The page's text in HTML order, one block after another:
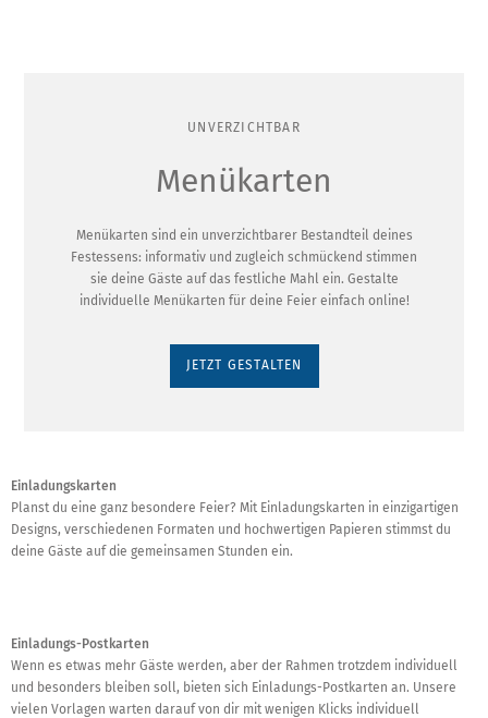
UNVERZICHTBAR
Menükarten
Menükarten sind ein unverzichtbarer Bestandteil deines
Festessens: informativ und zugleich schmückend stimmen
sie deine Gäste auf das festliche Mahl ein. Gestalte
individuelle Menükarten für deine Feier einfach online!
JETZT GESTALTEN
Einladungskarten
Planst du eine ganz besondere Feier? Mit Einladungskarten in einzigartigen
Designs, verschiedenen Formaten und hochwertigen Papieren stimmst du
deine Gäste auf die gemeinsamen Stunden ein.
Einladungs-Postkarten
Wenn es etwas mehr Gäste werden, aber der Rahmen trotzdem individuell
und besonders bleiben soll, bieten sich Einladungs-Postkarten an. Unsere
vielen Vorlagen warten darauf von dir mit wenigen Klicks individuell